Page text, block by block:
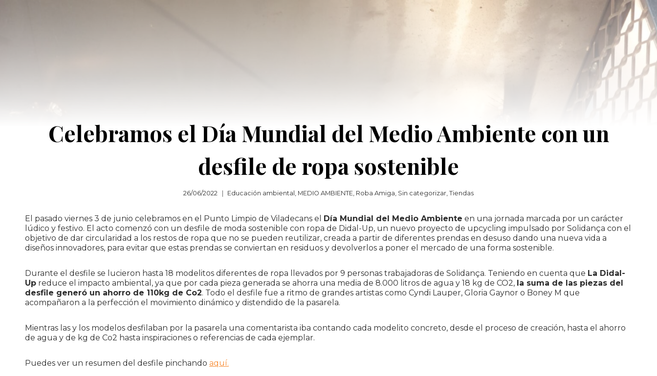
Celebramos el Día Mundial del Medio Ambiente con un
desfile de ropa sostenible
26/06/2022 Educación ambiental MEDIO AMBIENTE Roba Amiga Sin categorizar Tiendas
El pasado viernes 3 de junio celebramos en el Punto Limpio de Viladecans el Día Mundial del Medio Ambiente en una jornada marcada por un carácter
lúdico y festivo. El acto comenzó con un desfile de moda sostenible con ropa de Didal-Up, un nuevo proyecto de upcycling impulsado por Solidança con el
objetivo de dar circularidad a los restos de ropa que no se pueden reutilizar, creada a partir de diferentes prendas en desuso dando una nueva vida a
diseños innovadores, para evitar que estas prendas se conviertan en residuos y devolverlos a poner el mercado de una forma sostenible.
Durante el desfile se lucieron hasta 18 modelitos diferentes de ropa llevados por 9 personas trabajadoras de Solidança. Teniendo en cuenta que La Didal-
Up reduce el impacto ambiental, ya que por cada pieza generada se ahorra una media de 8.000 litros de agua y 18 kg de CO2, la suma de las piezas del
desfile generó un ahorro de 110kg de Co2. Todo el desfile fue a ritmo de grandes artistas como Cyndi Lauper, Gloria Gaynor o Boney M que
acompañaron a la perfección el movimiento dinámico y distendido de la pasarela.
Mientras las y los modelos desfilaban por la pasarela una comentarista iba contando cada modelito concreto, desde el proceso de creación, hasta el ahorro
de agua y de kg de Co2 hasta inspiraciones o referencias de cada ejemplar.
Puedes ver un resumen del desfile pinchando aquí.